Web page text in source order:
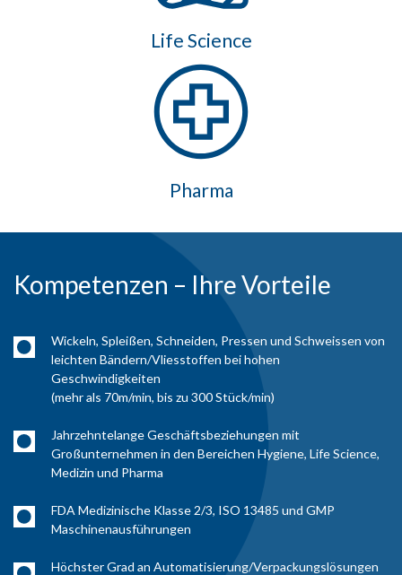
Life Science
Pharma
Kompetenzen – Ihre Vorteile
Wickeln, Spleißen, Schneiden, Pressen und Schweissen von
leichten Bändern/Vliesstoffen bei hohen
Geschwindigkeiten
(mehr als 70m/min, bis zu 300 Stück/min)
Jahrzehntelange Geschäftsbeziehungen mit
Großunternehmen in den Bereichen Hygiene, Life Science,
Medizin und Pharma
FDA Medizinische Klasse 2/3, ISO 13485 und GMP
Maschinenausführungen
Höchster Grad an Automatisierung/Verpackungslösungen